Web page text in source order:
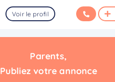
Voir le profil
Parents,
Publiez votre annonce